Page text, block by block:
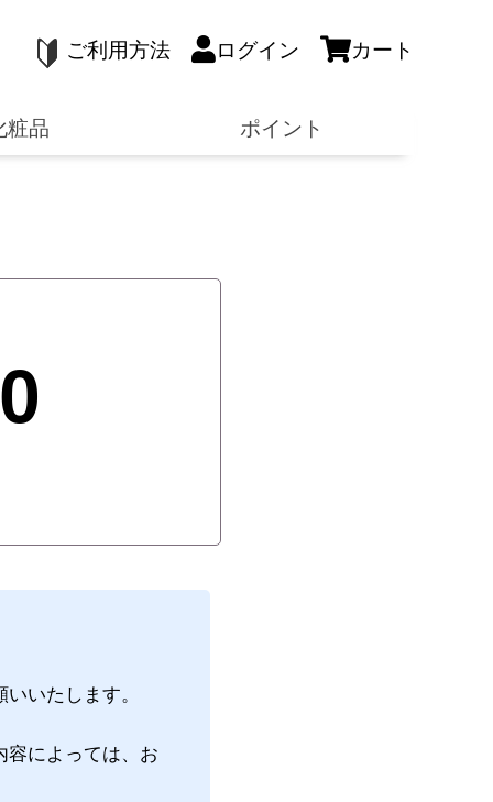
ご利用方法 ログイン カート
粧品 ポイント
いたします。
容によっては、お